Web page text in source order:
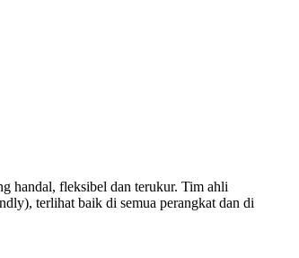
handal, fleksibel dan terukur. Tim ahli
terlihat baik di semua perangkat dan di